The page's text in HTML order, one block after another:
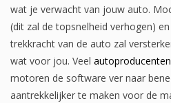
wat je verwacht van jouw auto.
(dit zal de topsnelheid verhogen)
trekkracht van de auto zal
wat voor jou. Veel autoproducenten
motoren de software ver naar
aantrekkelijker te maken voor de